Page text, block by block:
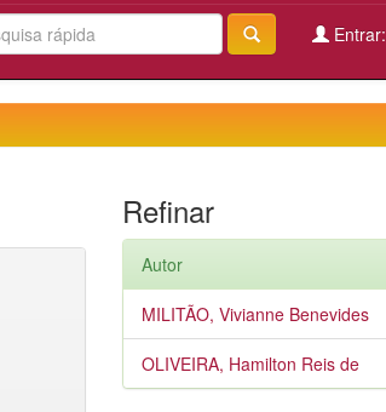
Entrar:
Refinar
Autor
MILITÃO, Vivianne Benevides
OLIVEIRA, Hamilton Reis de